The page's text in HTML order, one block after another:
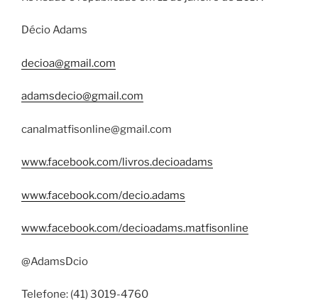
Décio Adams
decioa@gmail.com
adamsdecio@gmail.com
canalmatfisonline@gmail.com
www.facebook.com/livros.decioadams
www.facebook.com/decio.adams
www.facebook.com/decioadams.matfisonline
@AdamsDcio
Telefone: (41) 3019-4760